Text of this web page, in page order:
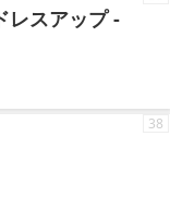
レスアップ -
38